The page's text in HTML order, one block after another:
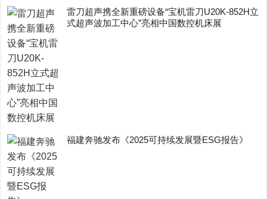
雷刀超声携全新重磅设备“宝机雷刀U20K-852H立
式超声波加工中心”亮相中国数控机床展
福建奔驰发布《2025可持续发展暨ESG报告》